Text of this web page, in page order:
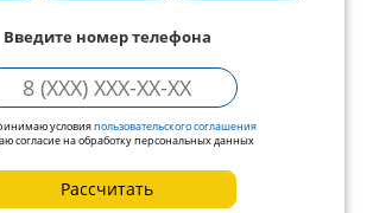
Введите номер телефона
условияпользовательского соглашения
согласие на обработку персональных данных
Рассчитать